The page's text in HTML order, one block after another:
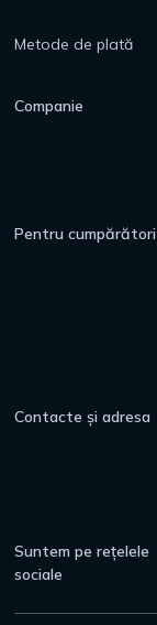
Metode de plată
Companie
Pentru cumpărători
Contacte și adresa
Suntem pe rețelele
sociale